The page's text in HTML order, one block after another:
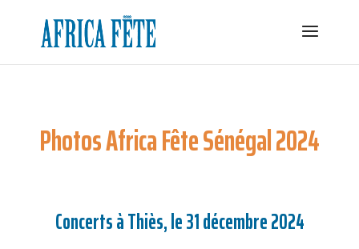
Photos Africa Fête Sénégal 2024
Concerts à Thiès, le 31 décembre 2024